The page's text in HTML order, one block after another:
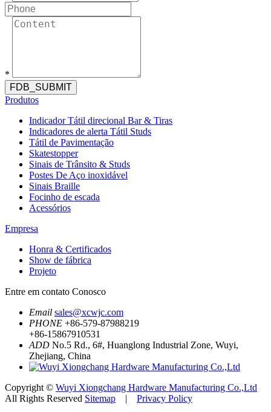
*
FDB_SUBMIT
Produtos
Indicador Tátil direcional Bar & Tiras
Indicadores de alerta Tátil Studs
Tátil de Pavimentação
Skatestopper
Sinais de Trânsito & Studs
Postes De Aço inoxidável
Sinais Braille
Focinho de escada
Acessórios
Empresa
Honra & Certificados
Show de fábrica
Projeto
Entre em contato Conosco
Email sales@xcwjc.com
PHONE +86-579-87988219
+86-15867910531
ADD No.5 Rd., 6#, Huanglong Industrial Zone, Wuyi,
Zhejiang, China
Copyright © Wuyi Xiongchang Hardware Manufacturing Co.,Ltd
All Rights Reserved Sitemap | Privacy Policy